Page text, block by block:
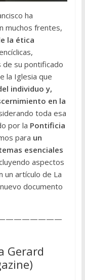
ha
muchos frentes,
la ética
de su pontificado
la Iglesia que
individuo y,
en la
toda esa
por la Pontificia
para un
esenciales
aspectos
un artículo de La
documento
Gerard